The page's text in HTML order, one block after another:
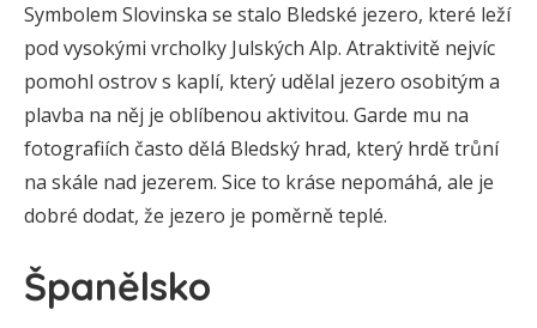
Symbolem Slovinska se stalo Bledské jezero, které leží
pod vysokými vrcholky Julských Alp. Atraktivitě nejvíc
pomohl ostrov s kaplí, který udělal jezero osobitým a
plavba na něj je oblíbenou aktivitou. Garde mu na
fotografiích často dělá Bledský hrad, který hrdě trůní
na skále nad jezerem. Sice to kráse nepomáhá, ale je
dobré dodat, že jezero je poměrně teplé.
Španělsko